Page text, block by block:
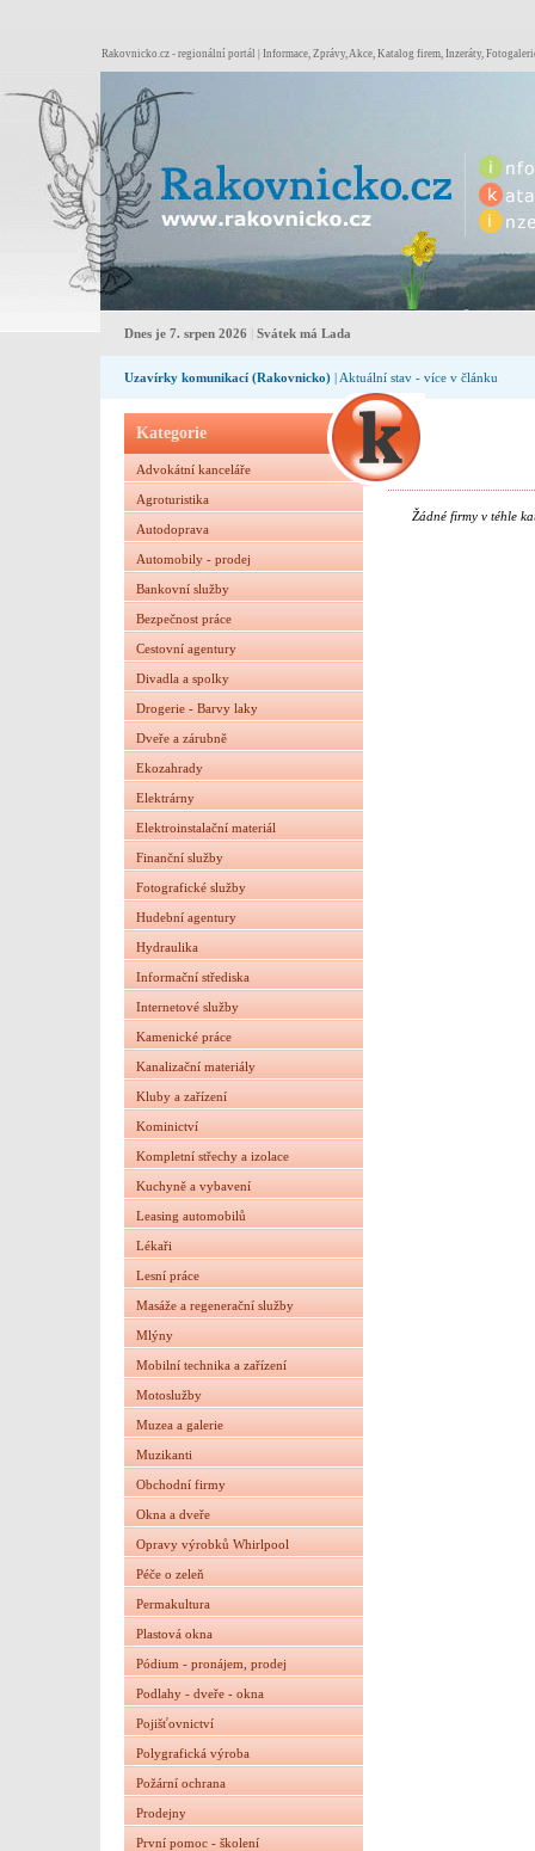
Rakovnicko.cz - regionální portál | Informace, Zprávy, Akce, Katalog firem, Inzeráty,
Dnes je 7. srpen 2026 Svátek má Lada
Uzavírky komunikací (Rakovnicko) | Aktuální stav - více v článku
Kategorie
Advokátní kanceláře
Agroturistika
Autodoprava
Automobily - prodej
Bankovní služby
Bezpečnost práce
Cestovní agentury
Divadla a spolky
Drogerie - Barvy laky
Dveře a zárubně
Ekozahrady
Elektrárny
Elektroinstalační materiál
Finanční služby
Fotografické služby
Hudební agentury
Hydraulika
Informační střediska
Internetové služby
Kamenické práce
Kanalizační materiály
Kluby a zařízení
Kominictví
Kompletní střechy a izolace
Kuchyně a vybavení
Leasing automobilů
Lékaři
Lesní práce
Masáže a regenerační služby
Mlýny
Mobilní technika a zařízení
Motoslužby
Muzea a galerie
Muzikanti
Obchodní firmy
Okna a dveře
Opravy výrobků Whirlpool
Péče o zeleň
Permakultura
Plastová okna
Pódium - pronájem, prodej
Podlahy - dveře - okna
Pojišťovnictví
Polygrafická výroba
Požární ochrana
Prodejny
První pomoc - školení
Žádné firmy v téhle